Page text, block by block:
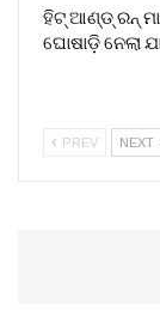
ହିଟ୍ ଆଣ୍ଡ୍ ରନ୍
ଘୋଷାଡ଼ି ନେଲା
PREV NEXT